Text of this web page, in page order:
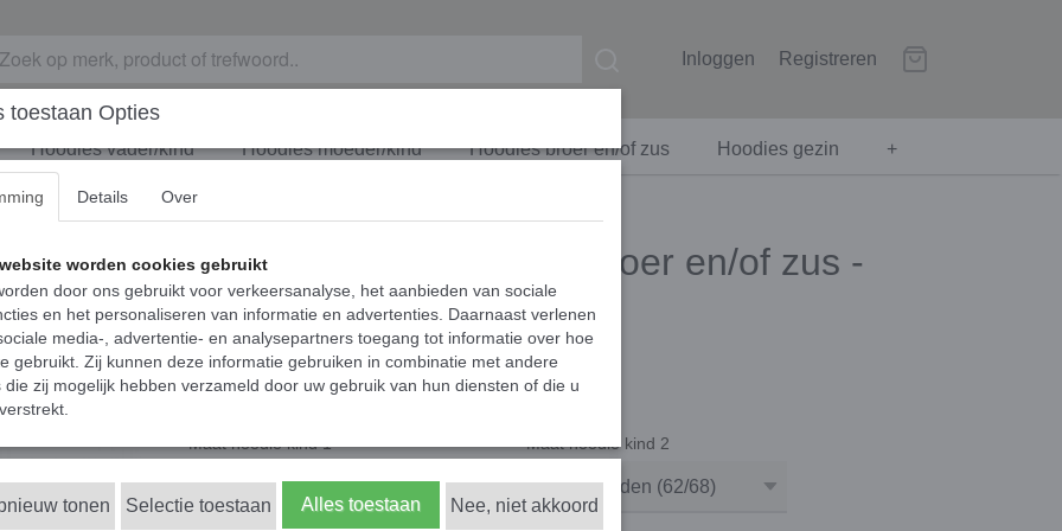
Inloggen Registreren
Hoodies vader/kind Hoodies moeder/kind Hoodies broer en/of zus Hoodies gezin +
en/of zus - Mommy's fan club
Matching hoodies voor broer en/of zus -
Mommy's fan club
€ 56,00 (inclusief btw 21%)
Maat hoodie kind 1 Maat hoodie kind 2
toestaan Opties
Details Over
worden cookies gebruikt
door ons gebruikt voor verkeersanalyse, het aanbieden van sociale
en het personaliseren van informatie en advertenties. Daarnaast verlenen
media-, advertentie- en analysepartners toegang tot informatie over hoe
gebruikt. Zij kunnen deze informatie gebruiken in combinatie met andere
die zij mogelijk hebben verzameld door uw gebruik van hun diensten of die u
tonen Selectie toestaan Alles toestaan Nee, niet akkoord